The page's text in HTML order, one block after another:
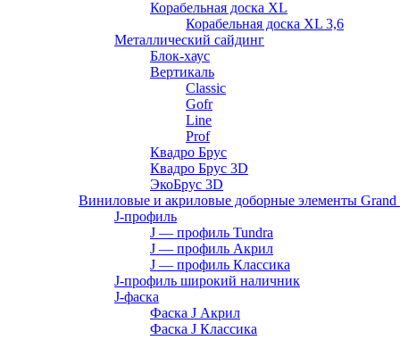
Корабельная доска XL
Корабельная доска XL 3,6
Металлический сайдинг
Блок-хаус
Вертикаль
Classic
Gofr
Line
Prof
Квадро Брус
Квадро Брус 3D
ЭкоБрус 3D
Виниловые и акриловые доборные элементы Grand
J-профиль
J — профиль Tundra
J — профиль Акрил
J — профиль Классика
J-профиль широкий наличник
J-фаска
Фаска J Акрил
Фаска J Классика